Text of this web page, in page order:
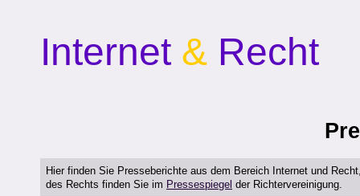
Internet & Recht
Hier finden Sie Presseberichte aus dem Bereich Internet und
des Rechts finden Sie im Pressespiegel der Richtervereinigung.